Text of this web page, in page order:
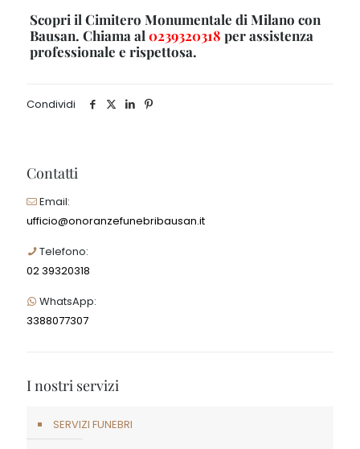
Scopri il Cimitero Monumentale di Milano con
Bausan. Chiama al 0239320318 per assistenza
professionale e rispettosa.
Condividi
Contatti
Email:
ufficio@onoranzefunebribausan.it
Telefono:
02 39320318
WhatsApp:
3388077307
I nostri servizi
SERVIZI FUNEBRI